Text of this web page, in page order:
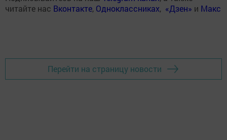
читайте нас Вконтакте, Одноклассниках, «Дзен» и Макс
Перейти на страницу новости